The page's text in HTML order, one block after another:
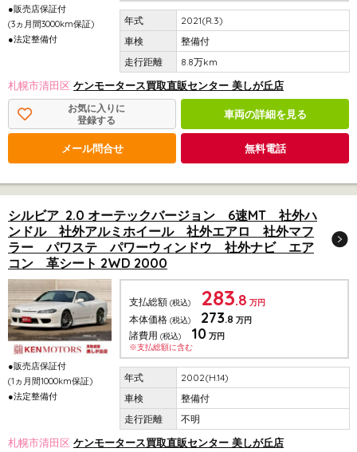
●販売店保証付
(3ヵ月間3000km保証)
●法定整備付
2021(R.3)
整備付
8.8万km
札幌市清田区 ケンモータース買取直販センター 美しが丘店
お気に入りに
登録する
車両の詳細を見る
メール問合せ 無料電話
シルビア 2.0 オーテックバージョン 6速MT 社外ハ
ンドル 社外アルミホイール 社外エアロ 社外マフ
ラー パワステ パワーウィンドウ 社外ナビ エア
コン 革シート 2WD 2000
●販売店保証付
(1ヵ月間1000km保証)
●法定整備付
支払総額 (税込) 283.8 万円
本体価格 (税込) 273.8 万円
諸費用 (税込) 10 万円
※支払総額に含む
2002(H.14)
整備付
不明
札幌市清田区 ケンモータース買取直販センター 美しが丘店